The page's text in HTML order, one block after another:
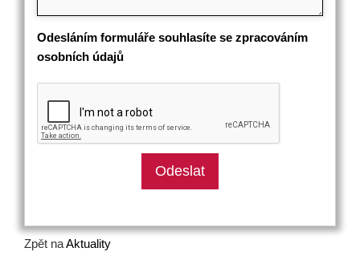
Odesláním formuláře souhlasíte se zpracováním
osobních údajů
Zpět naAktuality